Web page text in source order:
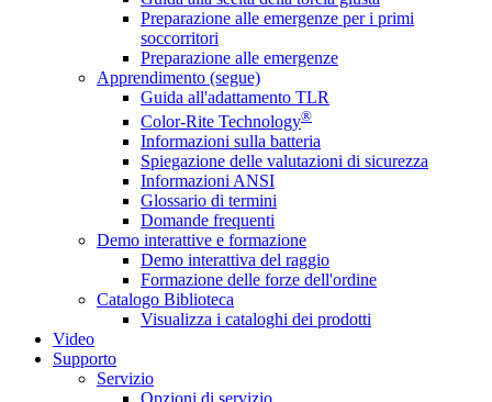
Preparazione alle emergenze per i primi
soccorritori
Preparazione alle emergenze
Apprendimento (segue)
Guida all'adattamento TLR
Color-Rite Technology®
Informazioni sulla batteria
Spiegazione delle valutazioni di sicurezza
Informazioni ANSI
Glossario di termini
Domande frequenti
Demo interattive e formazione
Demo interattiva del raggio
Formazione delle forze dell'ordine
Catalogo Biblioteca
Visualizza i cataloghi dei prodotti
Video
Supporto
Servizio